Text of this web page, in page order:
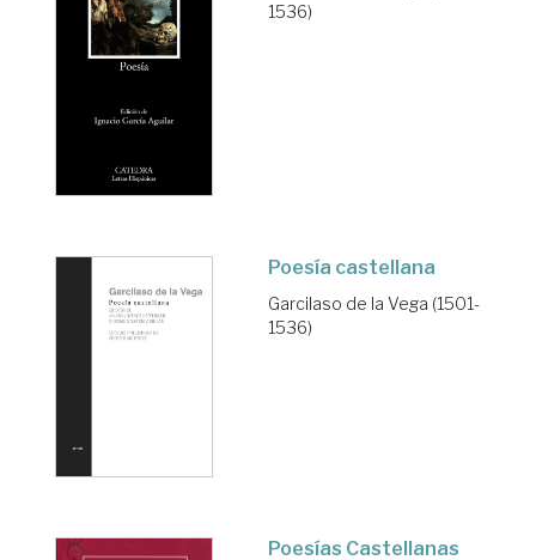
1536)
Poesía castellana
Garcilaso de la Vega (1501-
1536)
Poesías Castellanas